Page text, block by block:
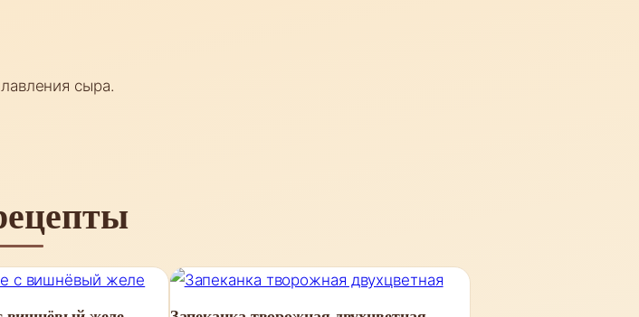
сыра.